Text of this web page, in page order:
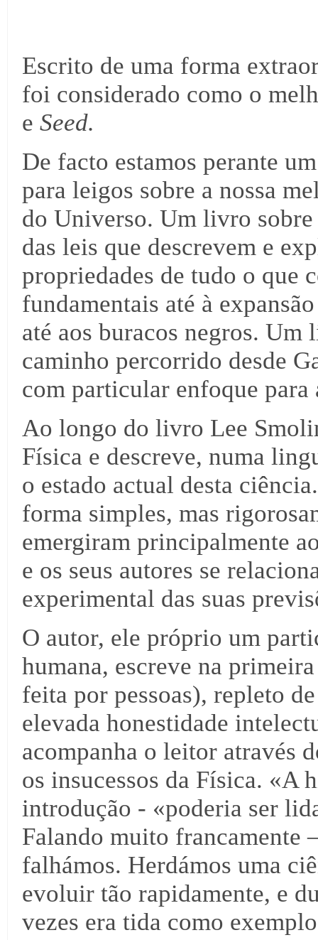
Escrito de uma forma
foi considerado como o
e Seed.
De facto estamos perante
para leigos sobre a nossa
do Universo. Um livro sobre
das leis que descrevem e
propriedades de tudo o que
fundamentais até à
até aos buracos negros.
caminho percorrido desde
com particular enfoque para
Ao longo do livro Lee
Física e descreve, numa
o estado actual desta
forma simples, mas
emergiram principalmente
e os seus autores se
experimental das suas
O autor, ele próprio um
humana, escreve na
feita por pessoas), repleto
elevada honestidade
acompanha o leitor através
os insucessos da Física. «A
introdução - «poderia ser
Falando muito
falhámos. Herdámos uma
evoluir tão rapidamente, e
vezes era tida como